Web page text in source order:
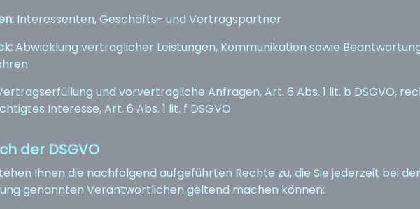
Interessenten, Geschäfts- und Vertragspartner
Abwicklung vertraglicher Leistungen, Kommunikation sowie
und vorvertragliche Anfragen, Art. 6 Abs. 1 lit. b DSGVO,
Interesse, Art. 6 Abs. 1 lit. f DSGVO
der DSGVO
Ihnen die nachfolgend aufgeführten Rechte zu, die Sie jederzeit bei
genannten Verantwortlichen geltend machen können: